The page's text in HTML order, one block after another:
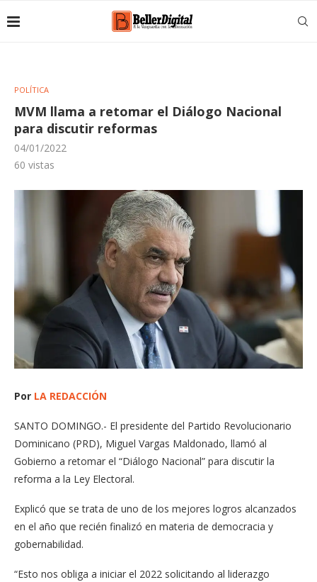
POLÍTICA
MVM llama a retomar el Diálogo Nacional
para discutir reformas
04/01/2022
60 vistas
Por LA REDACCIÓN
SANTO DOMINGO.- El presidente del Partido Revolucionario
Dominicano (PRD), Miguel Vargas Maldonado, llamó al
Gobierno a retomar el “Diálogo Nacional” para discutir la
reforma a la Ley Electoral.
Explicó que se trata de uno de los mejores logros alcanzados
en el año que recién finalizó en materia de democracia y
gobernabilidad.
“Esto nos obliga a iniciar el 2022 solicitando al liderazgo